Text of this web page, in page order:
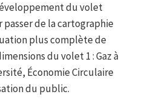
du volet
de la cartographie
plus complète de
du volet 1 : Gaz à
Économie Circulaire
du public.